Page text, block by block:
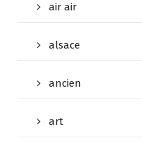
air air
alsace
ancien
art